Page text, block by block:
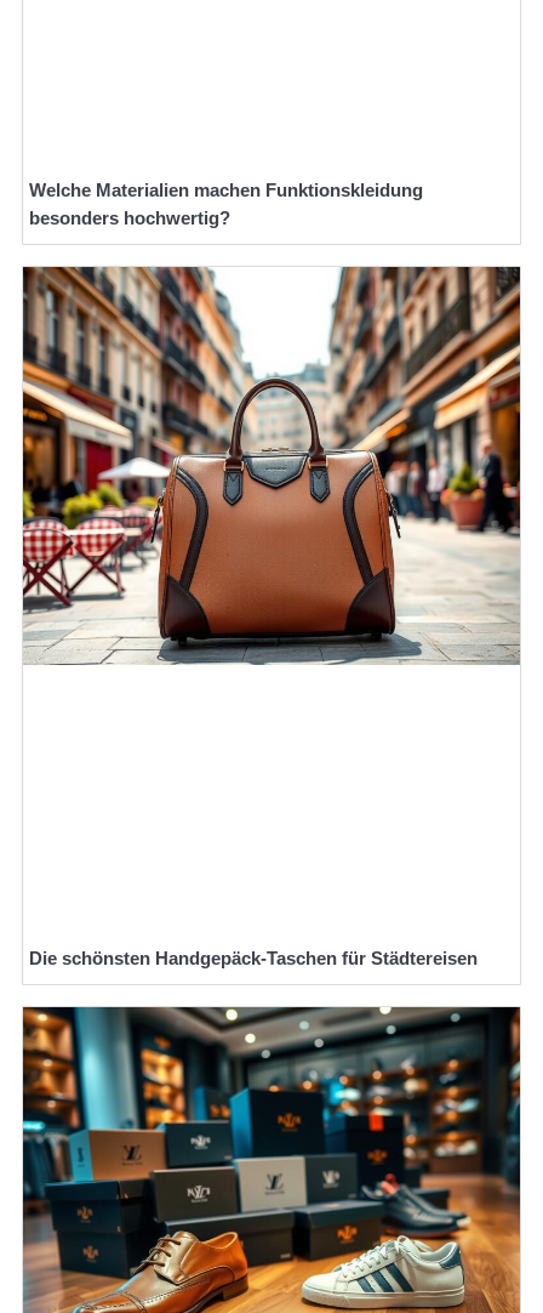
Welche Materialien machen Funktionskleidung
besonders hochwertig?
Die schönsten Handgepäck-Taschen für Städtereisen